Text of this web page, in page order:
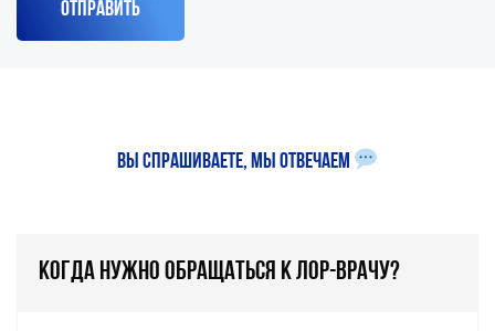
Вы спрашиваете, мы отвечаем
Когда нужно обращаться к ЛОР-врачу?